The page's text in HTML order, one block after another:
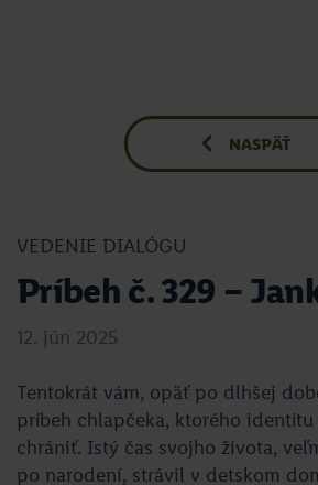
NASPÄŤ
VEDENIE DIALÓGU
Príbeh č. 329 –
12. jún 2025
Tentokrát vám, opäť po dlhšej
príbeh chlapčeka, ktorého
chrániť. Istý čas svojho života,
po narodení, strávil v detskom